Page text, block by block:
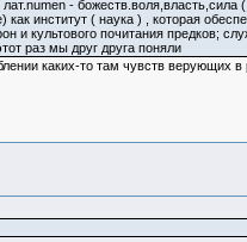
-
институт ( наука ) , которая
культового почитания предков;
раз мы друг друга поняли
каких-то там чувств верующих